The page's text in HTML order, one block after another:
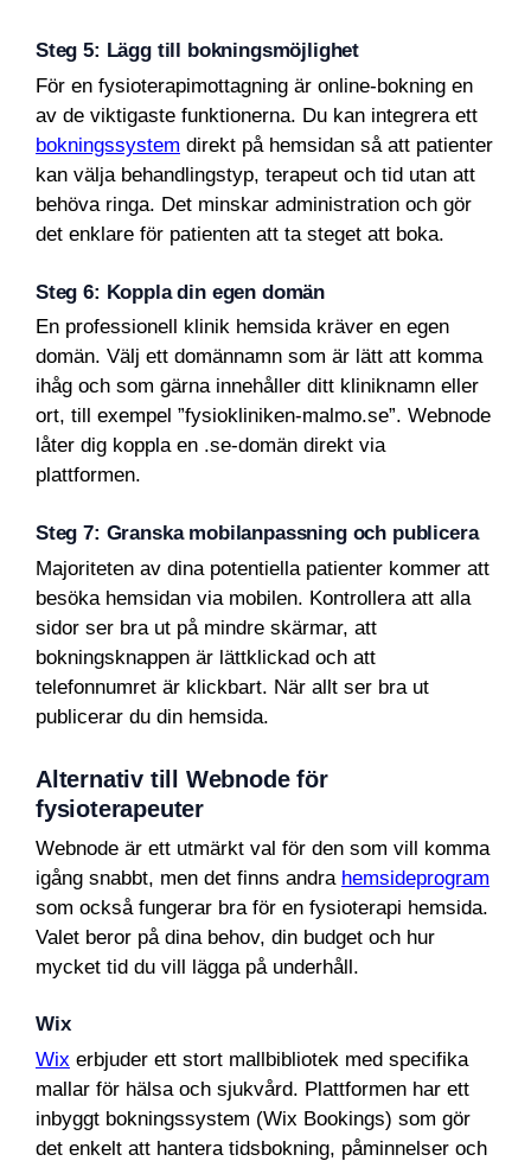
Steg 5: Lägg till bokningsmöjlighet
För en fysioterapimottagning är online-bokning en
av de viktigaste funktionerna. Du kan integrera ett
bokningssystem direkt på hemsidan så att patienter
kan välja behandlingstyp, terapeut och tid utan att
behöva ringa. Det minskar administration och gör
det enklare för patienten att ta steget att boka.
Steg 6: Koppla din egen domän
En professionell klinik hemsida kräver en egen
domän. Välj ett domännamn som är lätt att komma
ihåg och som gärna innehåller ditt kliniknamn eller
ort, till exempel ”fysiokliniken-malmo.se”. Webnode
låter dig koppla en .se-domän direkt via
plattformen.
Steg 7: Granska mobilanpassning och publicera
Majoriteten av dina potentiella patienter kommer att
besöka hemsidan via mobilen. Kontrollera att alla
sidor ser bra ut på mindre skärmar, att
bokningsknappen är lättklickad och att
telefonnumret är klickbart. När allt ser bra ut
publicerar du din hemsida.
Alternativ till Webnode för
fysioterapeuter
Webnode är ett utmärkt val för den som vill komma
igång snabbt, men det finns andra hemsideprogram
som också fungerar bra för en fysioterapi hemsida.
Valet beror på dina behov, din budget och hur
mycket tid du vill lägga på underhåll.
Wix
Wix erbjuder ett stort mallbibliotek med specifika
mallar för hälsa och sjukvård. Plattformen har ett
inbyggt bokningssystem (Wix Bookings) som gör
det enkelt att hantera tidsbokning, påminnelser och